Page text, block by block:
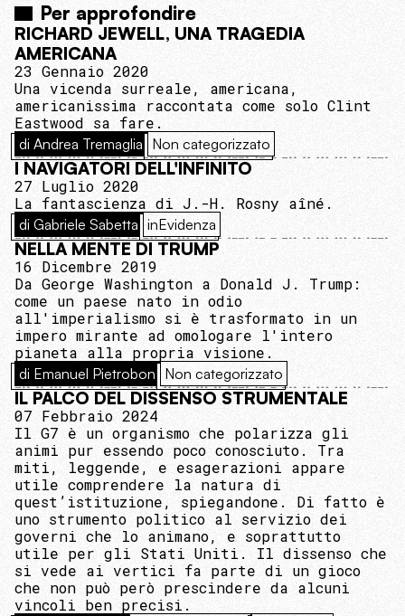
Per approfondire
RICHARD JEWELL, UNA TRAGEDIA
AMERICANA
23 Gennaio 2020
Una vicenda surreale, americana,
americanissima raccontata come solo Clint
Eastwood sa fare.
di Andrea Tremaglia Non categorizzato
I NAVIGATORI DELL'INFINITO
27 Luglio 2020
La fantascienza di J.-H. Rosny aîné.
di Gabriele Sabetta inEvidenza
NELLA MENTE DI TRUMP
16 Dicembre 2019
Da George Washington a Donald J. Trump:
come un paese nato in odio
all'imperialismo si è trasformato in un
impero mirante ad omologare l'intero
pianeta alla propria visione.
di Emanuel Pietrobon Non categorizzato
IL PALCO DEL DISSENSO STRUMENTALE
07 Febbraio 2024
Il G7 è un organismo che polarizza gli
animi pur essendo poco conosciuto. Tra
miti, leggende, e esagerazioni appare
utile comprendere la natura di
quest’istituzione, spiegandone. Di fatto è
uno strumento politico al servizio dei
governi che lo animano, e soprattutto
utile per gli Stati Uniti. Il dissenso che
si vede ai vertici fa parte di un gioco
che non può però prescindere da alcuni
vincoli ben precisi.